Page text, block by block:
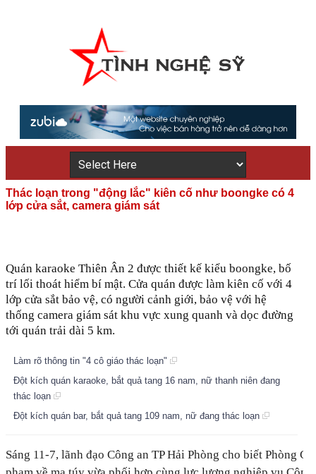
Thác loạn trong "động lắc" kiên cố như boongke có 4
lớp cửa sắt, camera giám sát
Quán karaoke Thiên Ân 2 được thiết kế kiểu boongke, bố
trí lối thoát hiểm bí mật. Cửa quán được làm kiên cố với 4
lớp cửa sắt bảo vệ, có người cảnh giới, bảo vệ với hệ
thống camera giám sát khu vực xung quanh và dọc đường
tới quán trải dài 5 km.
Làm rõ thông tin "4 cô giáo thác loạn"
Đột kích quán karaoke, bắt quả tang 16 nam, nữ thanh niên đang
thác loạn
Đột kích quán bar, bắt quả tang 109 nam, nữ đang thác loạn
Sáng 11-7, lãnh đạo Công an TP Hải Phòng cho biết Phòng